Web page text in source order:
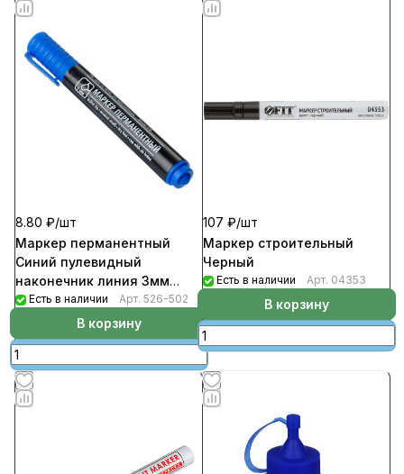
8.80 ₽/шт
Маркер перманентный
Синий пулевидный
наконечник линия 3мм
(24шт/уп)
Есть в наличии Арт. 526-502
В корзину
107 ₽/шт
Маркер строительный
Черный
Есть в наличии Арт. 04353
В корзину